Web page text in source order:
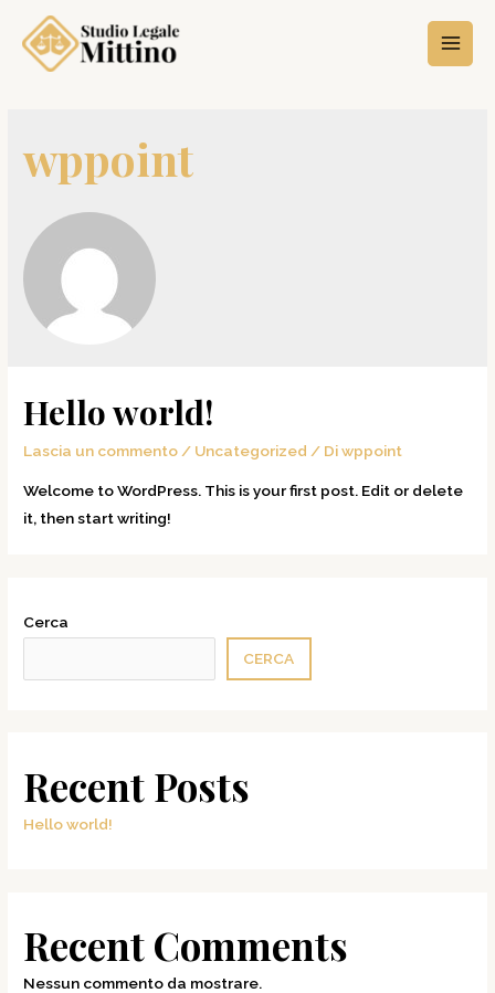
wppoint
Hello world!
Lascia un commento / Uncategorized / Diwppoint
Welcome to WordPress. This is your first post. Edit or delete
it, then start writing!
Cerca
CERCA
Recent Posts
Hello world!
Recent Comments
Nessun commento da mostrare.